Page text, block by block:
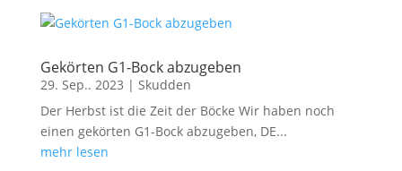
Gekörten G1-Bock abzugeben
29. Sep.. 2023 | Skudden
Der Herbst ist die Zeit der Böcke Wir haben noch
einen gekörten G1-Bock abzugeben, DE...
mehr lesen